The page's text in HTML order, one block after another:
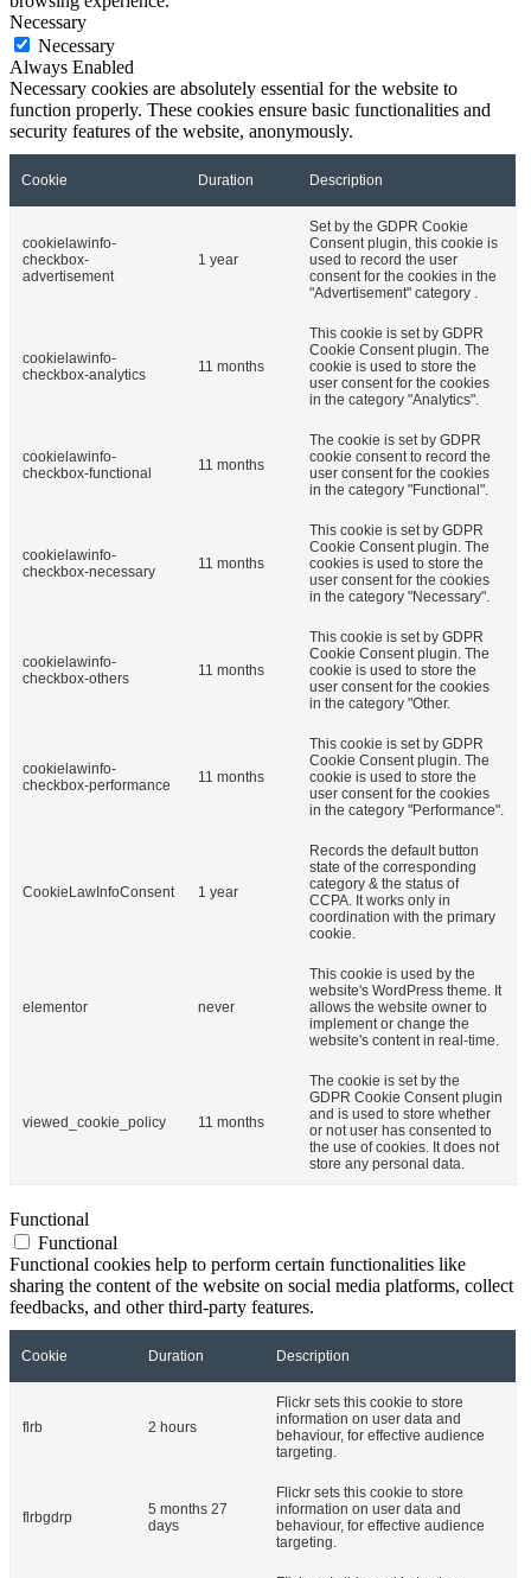
Necessary
Necessary
Always Enabled
Necessary cookies are absolutely essential for the website to
function properly. These cookies ensure basic functionalities and
security features of the website, anonymously.
Cookie Duration Description
cookielawinfo-
checkbox-
advertisement
1 year
Set by the GDPR Cookie
Consent plugin, this cookie is
used to record the user
consent for the cookies in the
"Advertisement" category .
cookielawinfo-
checkbox-analytics
11 months
This cookie is set by GDPR
Cookie Consent plugin. The
cookie is used to store the
user consent for the cookies
in the category "Analytics".
cookielawinfo-
checkbox-functional
11 months
The cookie is set by GDPR
cookie consent to record the
user consent for the cookies
in the category "Functional".
cookielawinfo-
checkbox-necessary
11 months
This cookie is set by GDPR
Cookie Consent plugin. The
cookies is used to store the
user consent for the cookies
in the category "Necessary".
cookielawinfo-
checkbox-others
11 months
This cookie is set by GDPR
Cookie Consent plugin. The
cookie is used to store the
user consent for the cookies
in the category "Other.
cookielawinfo-
checkbox-performance
11 months
This cookie is set by GDPR
Cookie Consent plugin. The
cookie is used to store the
user consent for the cookies
in the category "Performance".
CookieLawInfoConsent 1 year
Records the default button
state of the corresponding
category & the status of
CCPA. It works only in
coordination with the primary
cookie.
elementor never
This cookie is used by the
website's WordPress theme. It
allows the website owner to
implement or change the
website's content in real-time.
viewed_cookie_policy 11 months
The cookie is set by the
GDPR Cookie Consent plugin
and is used to store whether
or not user has consented to
the use of cookies. It does not
store any personal data.
Functional
Functional
Functional cookies help to perform certain functionalities like
sharing the content of the website on social media platforms, collect
feedbacks, and other third-party features.
Cookie Duration Description
flrb 2 hours
Flickr sets this cookie to store
information on user data and
behaviour, for effective audience
targeting.
flrbgdrp
5 months 27
days
Flickr sets this cookie to store
information on user data and
behaviour, for effective audience
targeting.